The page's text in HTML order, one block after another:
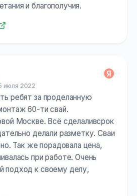
и благополучия.
июля 2022
ребят за проделанную
60-ти свай.
Москве. Всё сделаливсрок
делали разметку. Сваи
Так же порадовала цена,
при работе. Очень
подход к своему делу,